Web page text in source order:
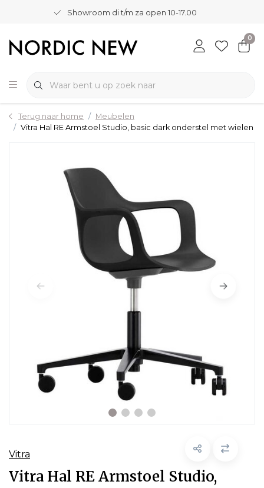
Showroom di t/m za open 10-17.00
0
Terug naar home
Meubelen
Vitra Hal RE Armstoel Studio, basic dark onderstel met wielen
Vitra
Vitra Hal RE Armstoel Studio,